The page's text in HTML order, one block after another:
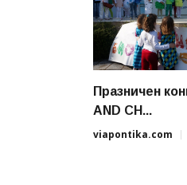
Празничен
AND CH...
viapontika.com